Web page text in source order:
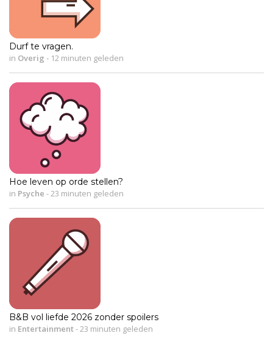
Durf te vragen.
in Overig - 12 minuten geleden
Hoe leven op orde stellen?
in Psyche -23 minuten geleden
B&B vol liefde 2026 zonder spoilers
in Entertainment-23 minuten geleden